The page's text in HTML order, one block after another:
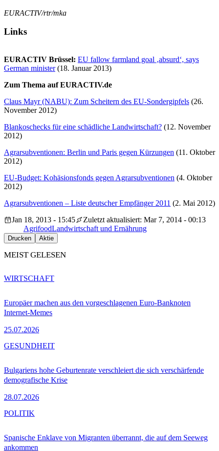
EURACTIV/rtr/mka
Links
EURACTIV Brüssel: EU fallow farmland goal ‚absurd‘, says
German minister(18. Januar 2013)
Zum Thema auf EURACTIV.de
Claus Mayr (NABU): Zum Scheitern des EU-Sondergipfels (26.
November 2012)
Blankoschecks für eine schädliche Landwirtschaft? (12. November
2012)
Agrarsubventionen: Berlin und Paris gegen Kürzungen (11. Oktober
2012)
EU-Budget: Kohäsionsfonds gegen Agrarsubventionen (4. Oktober
2012)
Agrarsubventionen – Liste deutscher Empfänger 2011 (2. Mai 2012)
Jan 18, 2013 - 15:45
Zuletzt aktualisiert: Mar 7, 2014 - 00:13
AgrifoodLandwirtschaft und Ernährung
Drucken Aktie
MEIST GELESEN
Europäer machen aus den vorgeschlagenen Euro-Banknoten
Internet-Memes
25.07.2026
WIRTSCHAFT
Bulgariens hohe Geburtenrate verschleiert die sich verschärfende
demografische Krise
28.07.2026
GESUNDHEIT
Spanische Enklave von Migranten überrannt, die auf dem Seeweg
ankommen
POLITIK